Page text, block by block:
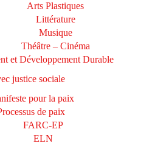
Arts Plastiques
Littérature
Musique
Théâtre – Cinéma
et Développement Durable
justice sociale
pour la paix
de paix
FARC-EP
ELN